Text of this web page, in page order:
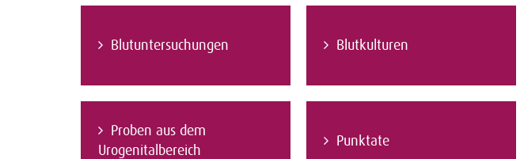
Blutuntersuchungen Blutkulturen
Proben aus dem
Urogenitalbereich
Punktate